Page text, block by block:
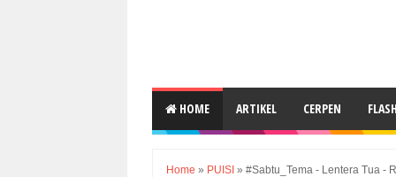
HOME ARTIKEL CERPEN
Home » PUISI » #Sabtu_Tema - Lentera Tua -